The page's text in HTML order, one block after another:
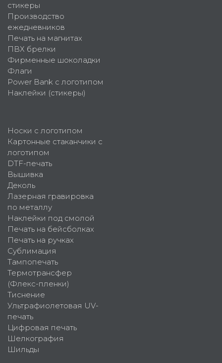
стикеры
Производство
ежедневников
Печать на магнитах
ПВХ брелки
Фирменные шоколадки
Флаги
Power Bank с логотипом
Наклейки (стикеры)
Носки с логотипом
Картонные стаканчики с
логотипом
DTF-печать
Вышивка
Деколь
Лазерная гравировка
по металлу
Наклейки под смолой
Печать на бейсболках
Печать на ручках
Сублимация
Тампопечать
Термотрансфер
(Флекс-пленки)
Тиснение
Ультрафиолетовая UV-
печать
Цифровая печать
Шелкография
Шильды